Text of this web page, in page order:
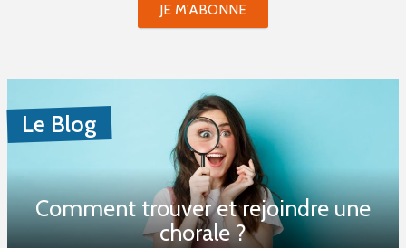
JE M'ABONNE
Le Blog
Comment trouver et rejoindre une
chorale ?